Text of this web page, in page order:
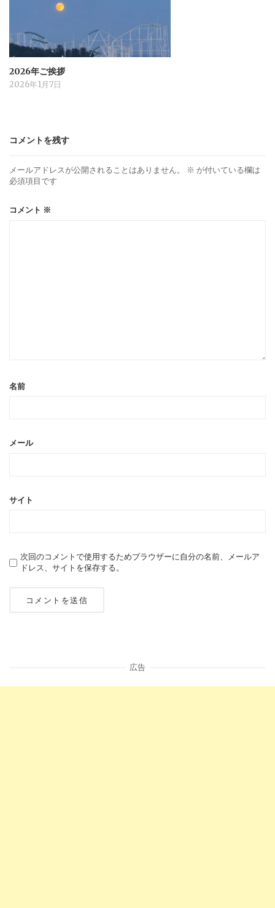
2026年ご挨拶
2026年1月7日
コメントを残す
メールアドレスが公開されることはありません。 ※ が付いている欄は
必須項目です
コメント ※
名前
メール
サイト
次回のコメントで使用するためブラウザーに自分の名前、メールア
ドレス、サイトを保存する。
広告